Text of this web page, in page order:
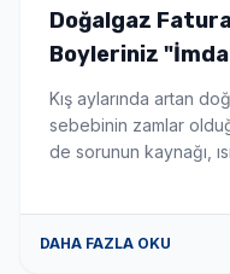
Doğalgaz
Boyleriniz
Olabilir! -
Kış aylarında artan
sebebinin zamlar
de sorunun kaynağı,
DAHA FAZLA OKU